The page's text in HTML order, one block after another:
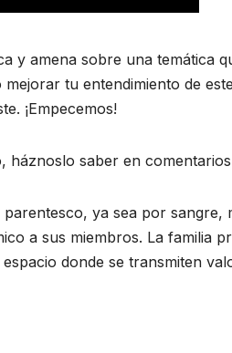
y amena sobre una
tu entendimiento de
¡Empecemos!
háznoslo saber en
ya sea por
a sus miembros. La familia
donde se transmiten